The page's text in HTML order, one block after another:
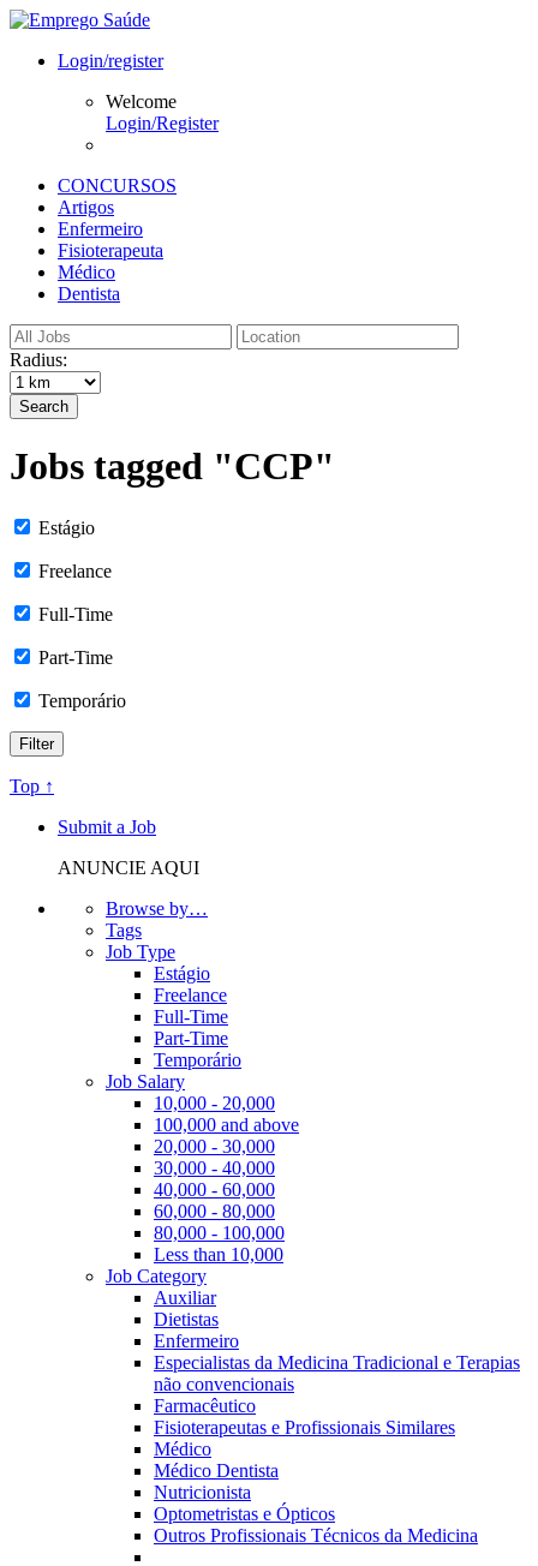
Login/register
Welcome
Login/Register
CONCURSOS
Artigos
Enfermeiro
Fisioterapeuta
Médico
Dentista
Radius:
Search
Jobs tagged "CCP"
Estágio
Freelance
Full-Time
Part-Time
Temporário
Top ↑
Submit a Job
ANUNCIE AQUI
Browse by…
Tags
Job Type
Estágio
Freelance
Full-Time
Part-Time
Temporário
Job Salary
10,000 - 20,000
100,000 and above
20,000 - 30,000
30,000 - 40,000
40,000 - 60,000
60,000 - 80,000
80,000 - 100,000
Less than 10,000
Job Category
Auxiliar
Dietistas
Enfermeiro
Especialistas da Medicina Tradicional e Terapias
não convencionais
Farmacêutico
Fisioterapeutas e Profissionais Similares
Médico
Médico Dentista
Nutricionista
Optometristas e Ópticos
Outros Profissionais Técnicos da Medicina